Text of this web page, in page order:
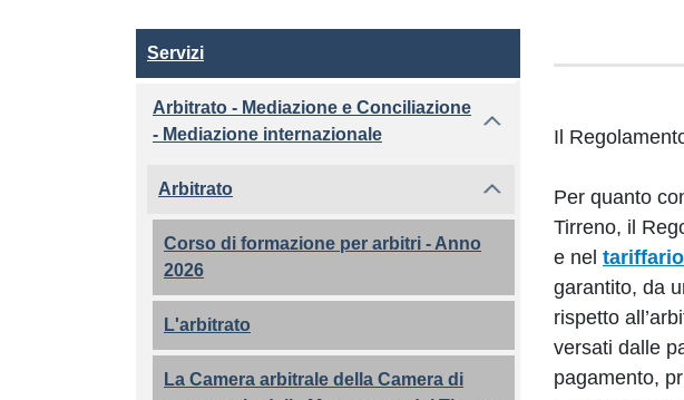
Il
Per quanto
Tirreno, il
e nel tariffario
garantito, da
rispetto
versati dalle
pagamento,
Servizi
Servizi
Arbitrato - Mediazione e Conciliazione
- Mediazione internazionale
Arbitrato
Corso di formazione per arbitri - Anno
2026
L'arbitrato
La Camera arbitrale della Camera di